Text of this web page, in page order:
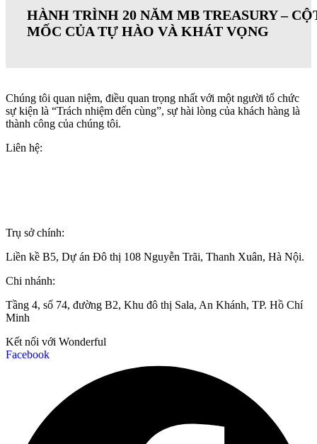
HÀNH TRÌNH 20 NĂM MB TREASURY –
MỐC CỦA TỰ HÀO VÀ KHÁT VỌNG
Chúng tôi quan niệm, điều quan trọng nhất với một người tổ chức
sự kiện là “Trách nhiệm đến cùng”, sự hài lòng của khách hàng là
thành công của chúng tôi.
Liên hệ:
Trụ sở chính:
Liền kề B5, Dự án Đô thị 108 Nguyễn Trãi, Thanh Xuân, Hà Nội.
Chi nhánh:
Tầng 4, số 74, đường B2, Khu đô thị Sala, An Khánh, TP. Hồ Chí
Minh
Kết nối với Wonderful
Facebook